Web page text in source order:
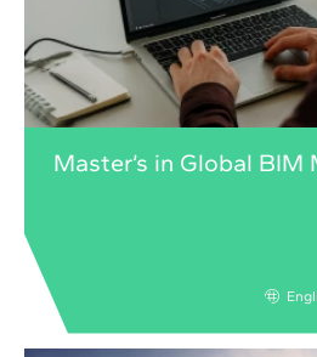
Master’s in Global BIM